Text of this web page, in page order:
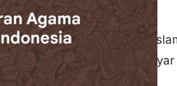
akbardwi22 Oktober 2023
Penyebaran Agama
sebagai pelayar-